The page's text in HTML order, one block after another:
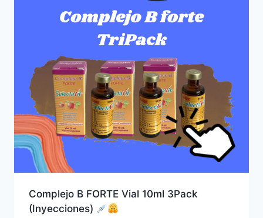
Complejo B FORTE Vial 10ml 3Pack
(Inyecciones)